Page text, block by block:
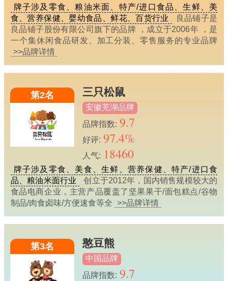
牌子涉及零食、粮油米面、特产/进口食品、生鲜、美
食、营养保健、婴幼食品、鲜花、百货行业
良品铺子是
良品铺子股份有限公司旗下的品牌 ，成立于2006年 ，是
一个集休闲食品研发、加工分装、零售服务的专业品牌
>>品牌详情
第2名 三只松鼠
安徽芜湖品牌
品牌指数: 9.7
好评: 97.4%
人气: 18460
牌子涉及零食、美食、生鲜、营养保健、特产/进口食
品、粮油米面行业
创立于2012年，国内销售规模较大的
食品电商企业，主营产品覆盖了坚果果干/面包糕点/谷物
制品/肉食卤味/方便速食等全 >>品牌详情
第3名 憨豆熊
中国品牌
品牌指数: 9.7